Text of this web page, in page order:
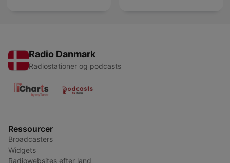
Radio Danmark
Radiostationer og podcasts
Ressourcer
Broadcasters
Widgets
Radiowebsites efter land